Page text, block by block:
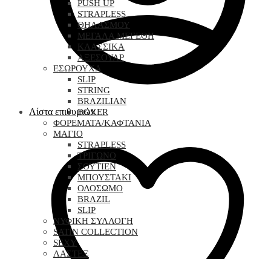
Λίστα επιθυμιών
PUSH UP
STRAPLESS
ΘΗΛΑΣΜΟΥ
ΜΕΓΑΛΑ ΜΕΓΕΘΗ
ΚΛΑΣΣΙΚΑ
ΑΞΕΣΟΥΑΡ
ΕΣΩΡΟΥΧΑ
SLIP
STRING
BRAZILIAN
BOXER
ΦΟΡΕΜΑΤΑ/ΚΑΦΤΑΝΙΑ
ΜΑΓΙΟ
STRAPLESS
ΤΡΙΓΩΝΟ
ΣΟΥΤΙΕΝ
ΜΠΟΥΣΤΑΚΙ
ΟΛΟΣΩΜΟ
BRAZIL
SLIP
ΝΥΦΙΚΗ ΣΥΛΛΟΓΗ
SATIN COLLECTION
SEXY
ΛΑΣΤΕΞ